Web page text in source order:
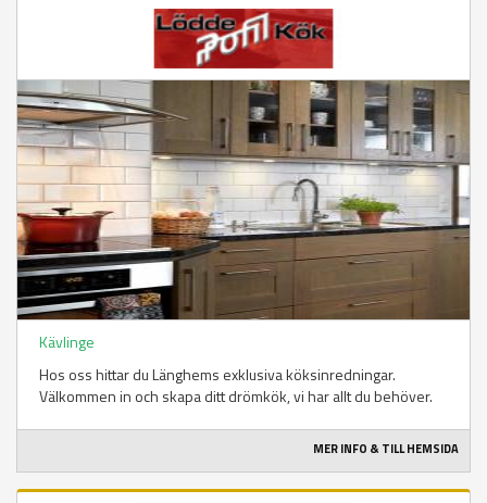
Kävlinge
Hos oss hittar du Länghems exklusiva köksinredningar.
Välkommen in och skapa ditt drömkök, vi har allt du behöver.
MER INFO & TILL HEMSIDA